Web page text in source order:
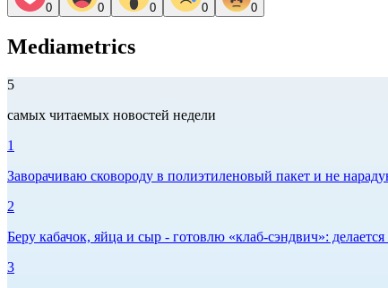
0 0 0 0 0
Mediametrics
5
самых читаемых новостей недели
1
Заворачиваю сковороду в полиэтиленовый пакет и не
2
Беру кабачок, яйца и сыр - готовлю «клаб-сэндвич»:
3